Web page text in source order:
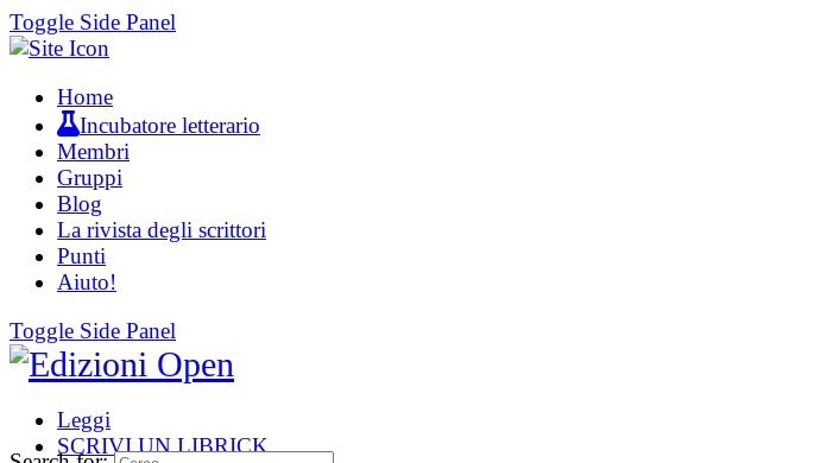
Toggle Side Panel
Home
Incubatore letterario
Membri
Gruppi
Blog
La rivista degli scrittori
Punti
Aiuto!
Toggle Side Panel
Leggi
SCRIVI UN LIBRICK